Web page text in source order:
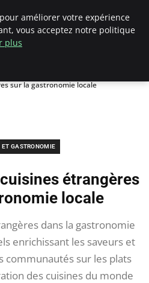
sur la gastronomie locale
ET GASTRONOMIE
étrangères
locale
dans la gastronomie
enrichissant les saveurs et
communautés sur les plats
des cuisines du monde
améliorer votre expérience
vous acceptez notre politique
plus